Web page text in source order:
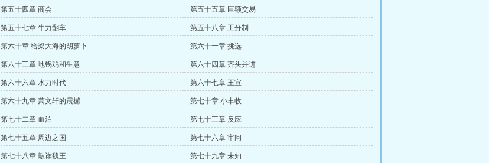
第五十四章 商会 第五十五章 巨额交易
第五十七章 牛力翻车 第五十八章 工分制
第六十章 给梁大海的胡萝卜 第六十一章 挑选
第六十三章 地锅鸡和生意 第六十四章 齐头并进
第六十六章 水力时代 第六十七章 王宣
第六十九章 萧文轩的震撼 第七十章 小丰收
第七十二章 血泊 第七十三章 反应
第七十五章 周边之国 第七十六章 审问
第七十八章 敲诈魏王 第七十九章 未知